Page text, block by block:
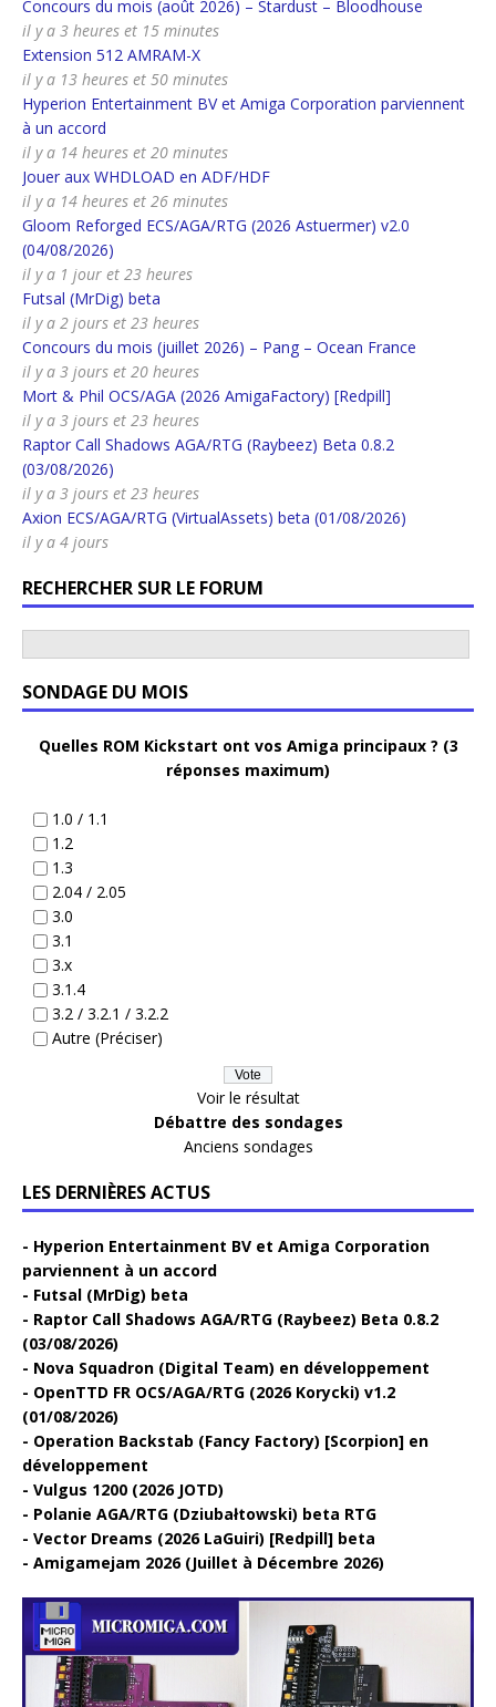
Concours du mois (août 2026) – Stardust – Bloodhouse
il y a 3 heures et 15 minutes
Extension 512 AMRAM-X
il y a 13 heures et 50 minutes
Hyperion Entertainment BV et Amiga Corporation parviennent
à un accord
il y a 14 heures et 20 minutes
Jouer aux WHDLOAD en ADF/HDF
il y a 14 heures et 26 minutes
Gloom Reforged ECS/AGA/RTG (2026 Astuermer) v2.0
(04/08/2026)
il y a 1 jour et 23 heures
Futsal (MrDig) beta
il y a 2 jours et 23 heures
Concours du mois (juillet 2026) – Pang – Ocean France
il y a 3 jours et 20 heures
Mort & Phil OCS/AGA (2026 AmigaFactory) [Redpill]
il y a 3 jours et 23 heures
Raptor Call Shadows AGA/RTG (Raybeez) Beta 0.8.2
(03/08/2026)
il y a 3 jours et 23 heures
Axion ECS/AGA/RTG (VirtualAssets) beta (01/08/2026)
il y a 4 jours
RECHERCHER SUR LE FORUM
SONDAGE DU MOIS
Quelles ROM Kickstart ont vos Amiga principaux ? (3
réponses maximum)
1.0 / 1.1
1.2
1.3
2.04 / 2.05
3.0
3.1
3.x
3.1.4
3.2 / 3.2.1 / 3.2.2
Autre (Préciser)
Voir le résultat
Débattre des sondages
Anciens sondages
LES DERNIÈRES ACTUS
Hyperion Entertainment BV et Amiga Corporation
parviennent à un accord
Futsal (MrDig) beta
Raptor Call Shadows AGA/RTG (Raybeez) Beta 0.8.2
(03/08/2026)
Nova Squadron (Digital Team) en développement
OpenTTD FR OCS/AGA/RTG (2026 Korycki) v1.2
(01/08/2026)
Operation Backstab (Fancy Factory) [Scorpion] en
développement
Vulgus 1200 (2026 JOTD)
Polanie AGA/RTG (Dziubałtowski) beta RTG
Vector Dreams (2026 LaGuiri) [Redpill] beta
Amigamejam 2026 (Juillet à Décembre 2026)